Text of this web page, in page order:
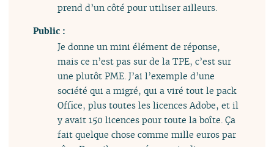
prend d’un côté pour utiliser ailleurs.
Public :
Je donne un mini élément de réponse,
mais ce n’est pas sur de la TPE, c’est sur
une plutôt PME. J’ai l’exemple d’une
société qui a migré, qui a viré tout le pack
Office, plus toutes les licences Adobe, et il
y avait 150 licences pour toute la boîte. Ça
fait quelque chose comme mille euros par